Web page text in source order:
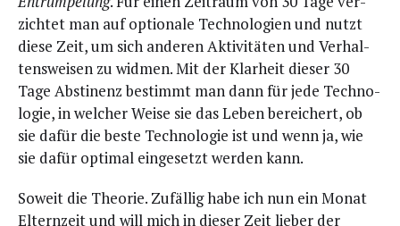
zich­tet man auf optio­na­le Tech­no­lo­gien und nutzt
die­se Zeit, um sich ande­ren Akti­vi­tä­ten und Ver­hal­
tens­wei­sen zu wid­men. Mit der Klar­heit die­ser 30
Tage Abs­ti­nenz bestimmt man dann für jede Tech­no­
lo­gie, in wel­cher Wei­se sie das Leben berei­chert, ob
sie dafür die bes­te Tech­no­lo­gie ist und wenn ja, wie
sie dafür opti­mal ein­ge­setzt wer­den kann.
Soweit die Theo­rie. Zufäl­lig habe ich nun ein Monat
Eltern­zeit und will mich in die­ser Zeit lie­ber der